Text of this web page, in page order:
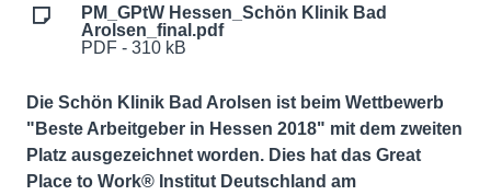
PM_GPtW Hessen_Schön Klinik Bad
Arolsen_final.pdf
PDF - 310 kB
Die Schön Klinik Bad Arolsen ist beim Wettbewerb
"Beste Arbeitgeber in Hessen 2018" mit dem zweiten
Platz ausgezeichnet worden. Dies hat das Great
Place to Work® Institut Deutschland am